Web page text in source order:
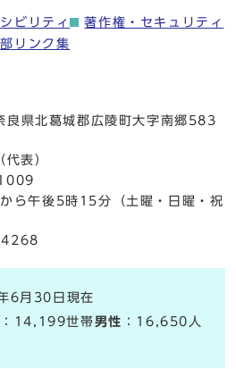
ビリティ
著作権・セキュリティ
リンク集
県北葛城郡広陵町大字南郷583
（代表）
ら午後5時15分（土曜・日曜・祝
6月30日現在
：14,199世帯男性 ：16,650人